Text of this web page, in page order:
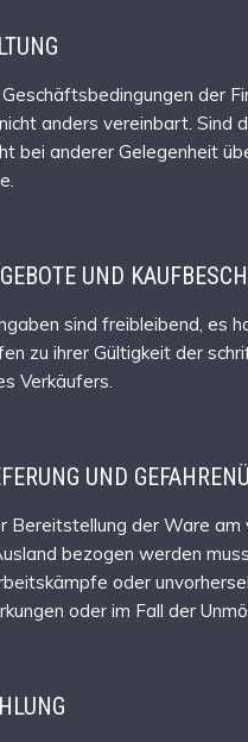
der
anders vereinbart. Sind
bei anderer Gelegenheit
UND
sind freibleibend, es
zu ihrer Gültigkeit der
Verkäufers.
UND
Bereitstellung der Ware
bezogen werden
oder
oder im Fall der